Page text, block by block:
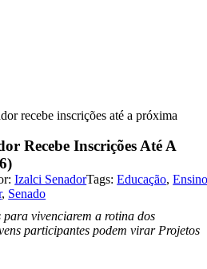
recebe inscrições até a próxima
Recebe Inscrições Até A
Izalci SenadorTags:Educação,
, Senado
para vivenciarem a rotina dos
participantes podem virar Projetos